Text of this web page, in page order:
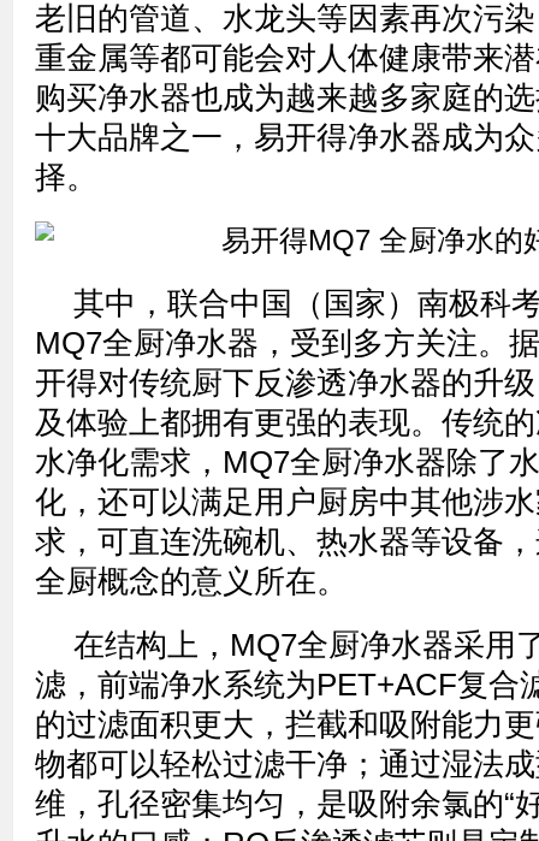
老旧的管道、水龙头等因素再次污
重金属等都可能会对人体健康带来
购买净水器也成为越来越多家庭的
十大品牌之一，易开得净水器成为
择。
其中，联合中国（国家）南极科
MQ7全厨净水器，受到多方关注。
开得对传统厨下反渗透净水器的升
及体验上都拥有更强的表现。传统
水净化需求，MQ7全厨净水器除了
化，还可以满足用户厨房中其他涉
求，可直连洗碗机、热水器等设备
全厨概念的意义所在。
在结构上，MQ7全厨净水器采用
滤，前端净水系统为PET+ACF复合
的过滤面积更大，拦截和吸附能力
物都可以轻松过滤干净；通过湿法
维，孔径密集均匀，是吸附余氯的“